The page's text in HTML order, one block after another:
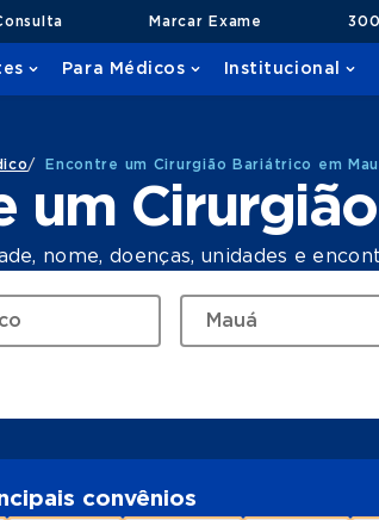
Marcar Exame
Para Médicos Institucional
/ Encontre um Cirurgião Bariátrico em
um
nome, doenças, unidades e
convênios